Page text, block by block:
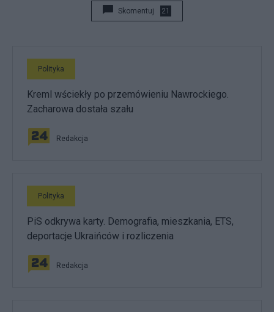
Skomentuj 21
Polityka
Kreml wściekły po przemówieniu Nawrockiego.
Zacharowa dostała szału
Redakcja
Polityka
PiS odkrywa karty. Demografia, mieszkania, ETS,
deportacje Ukraińców i rozliczenia
Redakcja